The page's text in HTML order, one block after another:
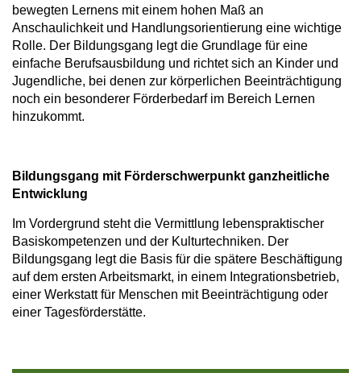
bewegten Lernens mit einem hohen Maß an
Anschaulichkeit und Handlungsorientierung eine wichtige
Rolle. Der Bildungsgang legt die Grundlage für eine
einfache Berufsausbildung und richtet sich an Kinder und
Jugendliche, bei denen zur körperlichen Beeinträchtigung
noch ein besonderer Förderbedarf im Bereich Lernen
hinzukommt.
Bildungsgang mit Förderschwerpunkt ganzheitliche
Entwicklung
Im Vordergrund steht die Vermittlung lebenspraktischer
Basiskompetenzen und der Kulturtechniken. Der
Bildungsgang legt die Basis für die spätere Beschäftigung
auf dem ersten Arbeitsmarkt, in einem Integrationsbetrieb,
einer Werkstatt für Menschen mit Beeinträchtigung oder
einer Tagesförderstätte.